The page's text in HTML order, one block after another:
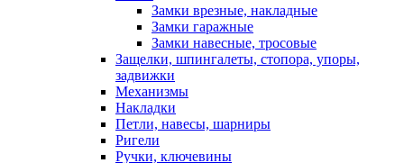
Замки врезные, накладные
Замки гаражные
Замки навесные, тросовые
Защелки, шпингалеты, стопора, упоры,
задвижки
Механизмы
Накладки
Петли, навесы, шарниры
Ригели
Ручки, ключевины